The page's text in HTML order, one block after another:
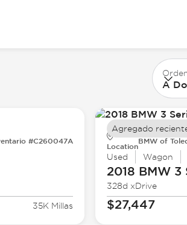
A
#C260047A
35K Millas
Location
BMW of
Used Wagon
2018 BMW3
328d xDrive
$27,447
Agregado